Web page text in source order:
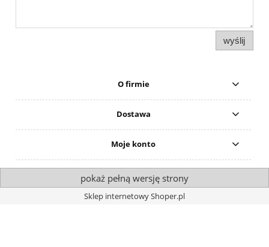
wyślij
O firmie
Dostawa
Moje konto
pokaż pełną wersję strony
Sklep internetowy Shoper.pl